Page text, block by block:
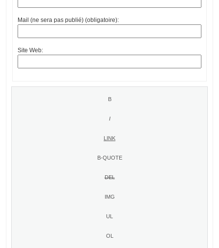
Mail (ne sera pas publié) (obligatoire):
Site Web: